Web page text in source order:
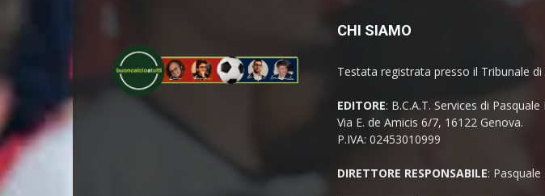
CHI SIAMO
Testata registrata presso il Tribunale
EDITORE: B.C.A.T. Services di
Via E. de Amicis 6/7, 16122 Genova.
P.IVA: 02453010999
DIRETTORE RESPONSABILE: